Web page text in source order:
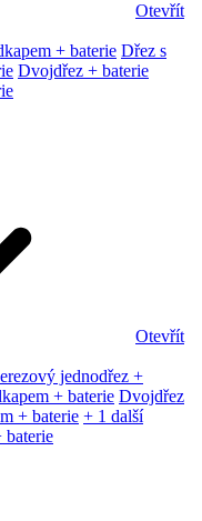
Otevřít
+ baterie Dřez s
Dvojdřez + baterie
Otevřít
jednodřez +
+ baterie Dvojdřez
+ baterie + 1 další
baterie